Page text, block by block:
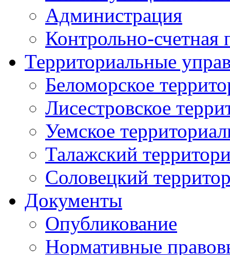
Администрация
Контрольно-счетная
Территориальные
Беломорское
Лисестровское
Уемское
Талажский
Соловецкий
Документы
Опубликование
Нормативные